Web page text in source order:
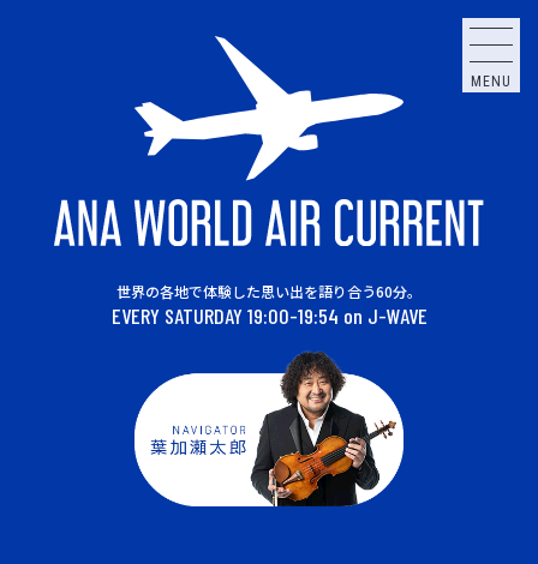
MENU
世界の各地で体験した思い出を語り合う60分。
EVERY SATURDAY 19:00-19:54 on J-WAVE